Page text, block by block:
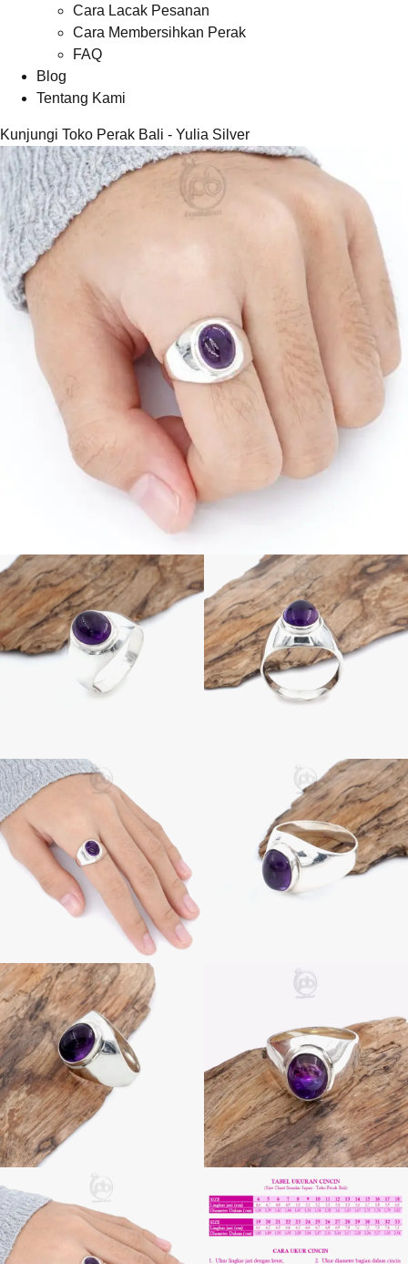
Cara Lacak Pesanan
Cara Membersihkan Perak
FAQ
Blog
Tentang Kami
Kunjungi Toko Perak Bali - Yulia Silver